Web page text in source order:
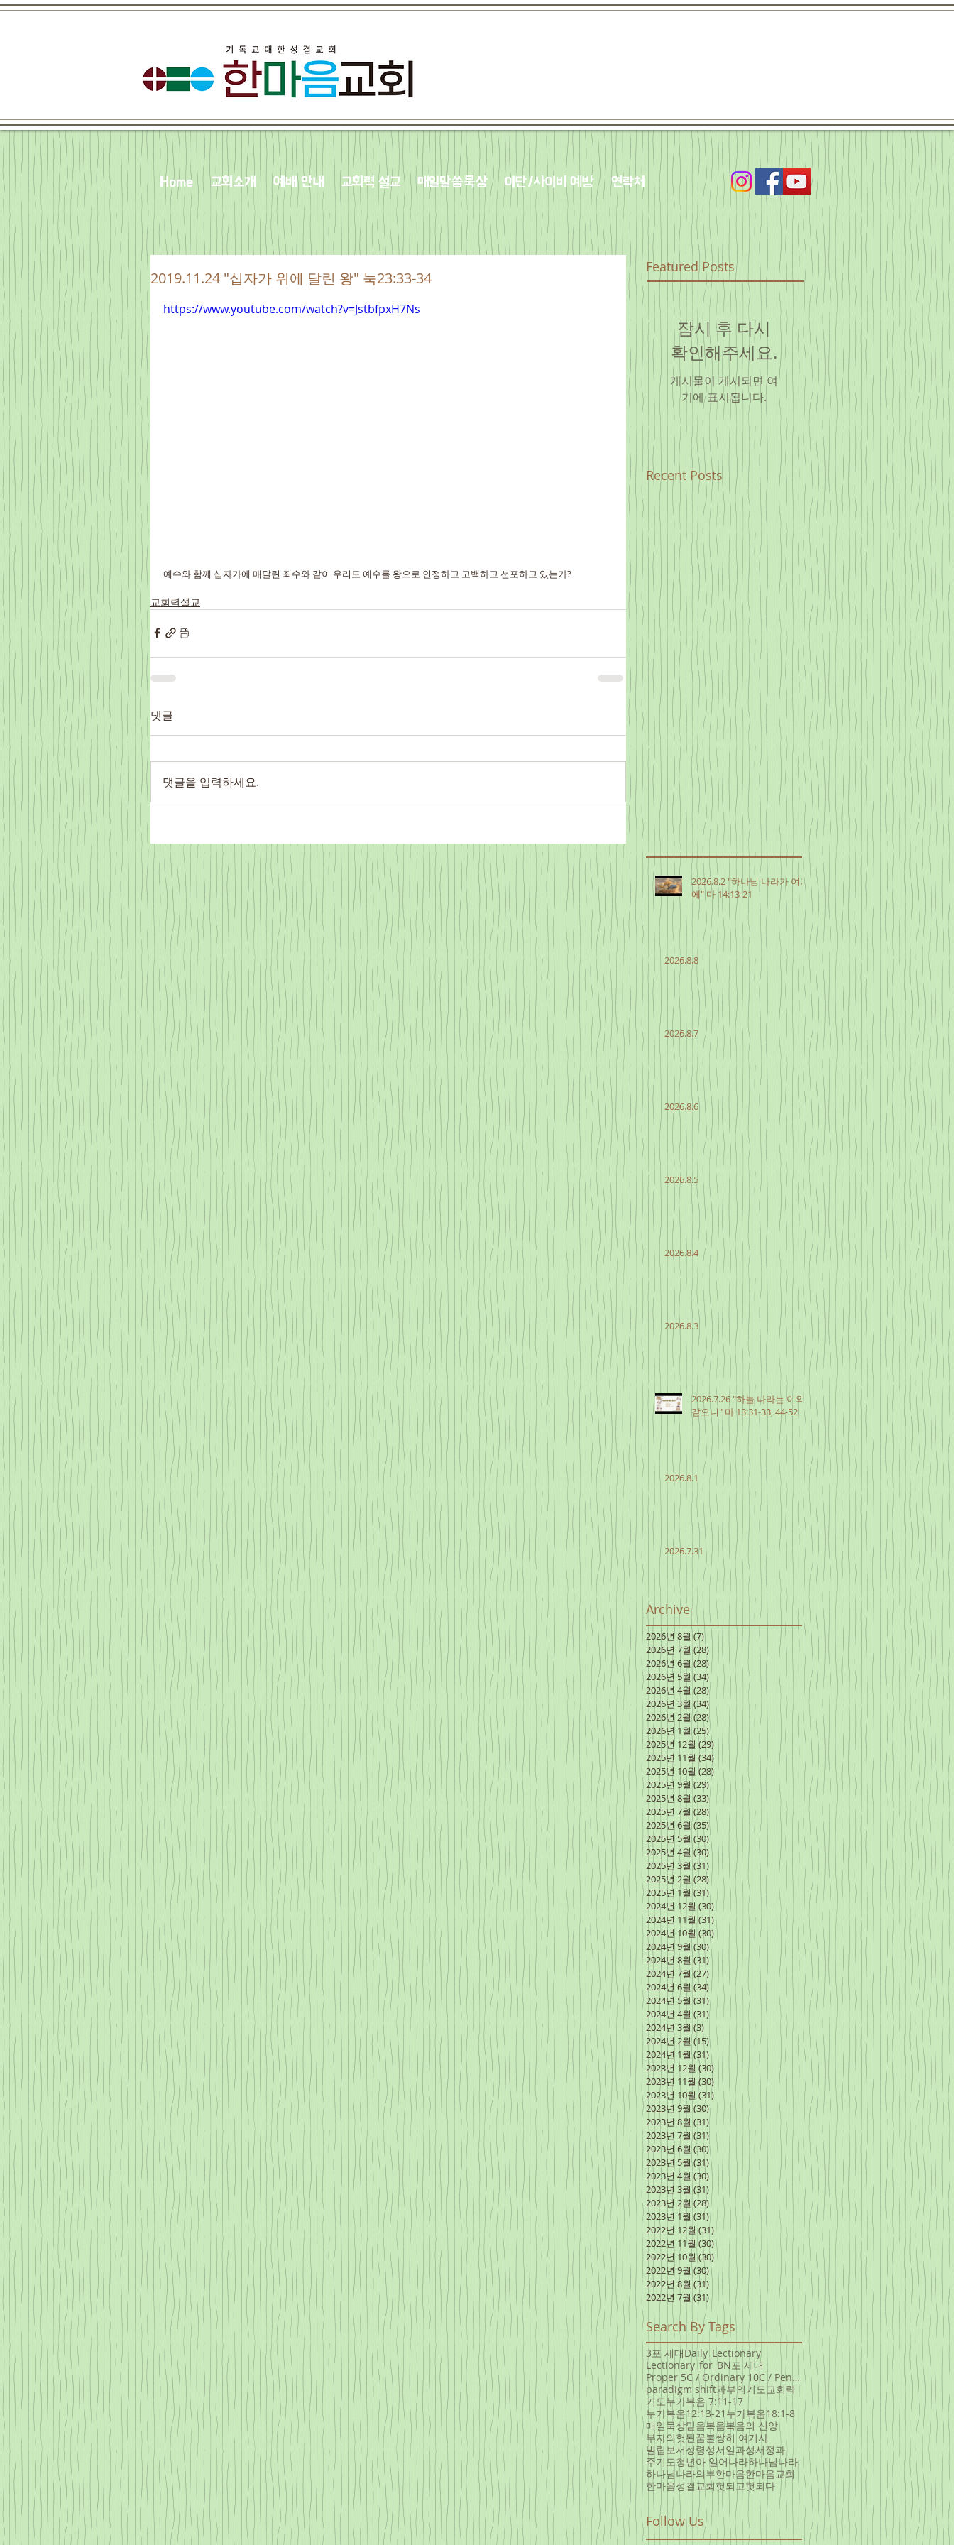
Home 교회소개 예배 안내 교회력 설교 매일말씀묵상 이단/사이비 예방 연락처
2019.11.24 "십자가 위에 달린 왕" 눅23:33-34
https://www.youtube.com/watch?v=JstbfpxH7Ns
예수와 함께 십자가에 매달린 죄수와 같이 우리도 예수를 왕으로 인정하고 고백하고 선포하고 있는가?
교회력설교
댓글
댓글을 입력하세요.
Featured Posts
잠시 후 다시
확인해주세요.
게시물이 게시되면 여
기에 표시됩니다.
Recent Posts
2026.8.2 "하나님 나라가 여기
에" 마 14:13-21
2026.8.8
2026.8.7
2026.8.6
2026.8.5
2026.8.4
2026.8.3
2026.7.26 "하늘 나라는 이와
같으니" 마 13:31-33, 44-52
2026.8.1
2026.7.31
Archive
2026년 8월 (7)게시물 7개
2026년 7월 (28) 게시물 28개
2026년 6월 (28)게시물 28개
2026년 5월 (34)게시물 34개
2026년 4월 (28)게시물 28개
2026년 3월 (34) 게시물 34개
2026년 2월 (28) 게시물 28개
2026년 1월 (25)게시물 25개
2025년 12월 (29) 게시물 29개
2025년 11월 (34) 게시물 34개
2025년 10월 (28) 게시물 28개
2025년 9월 (29) 게시물 29개
2025년 8월 (33)게시물 33개
2025년 7월 (28) 게시물 28개
2025년 6월 (35)게시물 35개
2025년 5월 (30)게시물 30개
2025년 4월 (30)게시물 30개
2025년 3월 (31) 게시물 31개
2025년 2월 (28) 게시물 28개
2025년 1월 (31)게시물 31개
2024년 12월 (30) 게시물 30개
2024년 11월 (31)게시물 31개
2024년 10월 (30) 게시물 30개
2024년 9월 (30)게시물 30개
2024년 8월 (31)게시물 31개
2024년 7월 (27) 게시물 27개
2024년 6월 (34) 게시물 34개
2024년 5월 (31)게시물 31개
2024년 4월 (31)게시물 31개
2024년 3월 (3) 게시물 3개
2024년 2월 (15)게시물 15개
2024년 1월 (31)게시물 31개
2023년 12월 (30) 게시물 30개
2023년 11월 (30) 게시물 30개
2023년 10월 (31) 게시물 31개
2023년 9월 (30)게시물 30개
2023년 8월 (31) 게시물 31개
2023년 7월 (31) 게시물 31개
2023년 6월 (30)게시물 30개
2023년 5월 (31)게시물 31개
2023년 4월 (30) 게시물 30개
2023년 3월 (31) 게시물 31개
2023년 2월 (28)게시물 28개
2023년 1월 (31)게시물 31개
2022년 12월 (31)게시물 31개
2022년 11월 (30)게시물 30개
2022년 10월 (30) 게시물 30개
2022년 9월 (30)게시물 30개
2022년 8월 (31)
2022년 7월 (31) 게시물 31개
Search By Tags
3포 세대Daily_Lectionary
Lectionary_for_BN포 세대
Proper 5C / Ordinary 10C / Pentecost +3 June 5, 20
paradigm shift과부의기도 교회력
기도누가복음 7:11-17
누가복음12:13-21 누가복음18:1-8
매일묵상믿음복음복음의 신앙
부자의헛된꿈불쌍히 여기사
빌립보서성령성서일과성서정과
주기도청년아 일어나라하나님나라
하나님나라의부한마음한마음교회
한마음성결교회헛되고헛되다
Follow Us